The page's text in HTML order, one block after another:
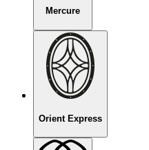
Mercure
Orient Express